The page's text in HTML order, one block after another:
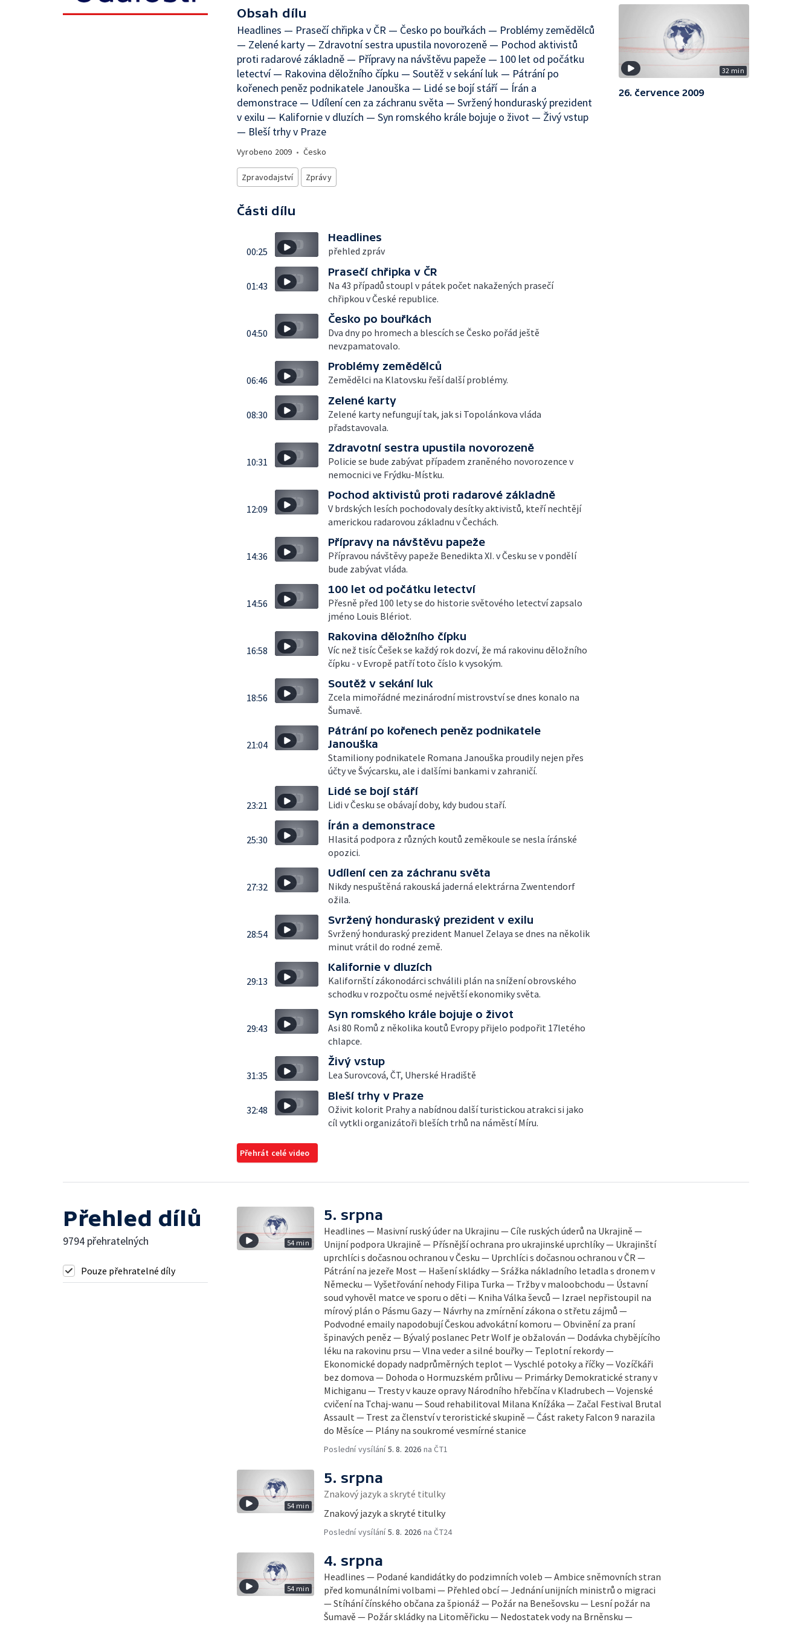
Obsah dílu
Headlines — Prasečí chřipka v ČR — Česko po bouřkách — Problémy zemědělců
— Zelené karty — Zdravotní sestra upustila novorozeně — Pochod aktivistů
proti radarové základně — Přípravy na návštěvu papeže — 100 let od počátku
letectví — Rakovina děložního čípku — Soutěž v sekání luk — Pátrání po
kořenech peněz podnikatele Janouška — Lidé se bojí stáří — Írán a
demonstrace — Udílení cen za záchranu světa — Svržený honduraský prezident
v exilu — Kalifornie v dluzích — Syn romského krále bojuje o život — Živý vstup
— Bleší trhy v Praze
Vyrobeno 2009 • Česko
Zpravodajství Zprávy
Části dílu
00:25
Headlines
přehled zpráv
01:43
Prasečí chřipka v ČR
Na 43 případů stoupl v pátek počet nakažených prasečí
chřipkou v České republice.
04:50
Česko po bouřkách
Dva dny po hromech a blescích se Česko pořád ještě
nevzpamatovalo.
06:46
Problémy zemědělců
Zemědělci na Klatovsku řeší další problémy.
08:30
Zelené karty
Zelené karty nefungují tak, jak si Topolánkova vláda
přadstavovala.
10:31
Zdravotní sestra upustila novorozeně
Policie se bude zabývat případem zraněného novorozence v
nemocnici ve Frýdku-Místku.
12:09
Pochod aktivistů proti radarové základně
V brdských lesích pochodovaly desítky aktivistů, kteří nechtějí
americkou radarovou základnu v Čechách.
14:36
Přípravy na návštěvu papeže
Přípravou návštěvy papeže Benedikta XI. v Česku se v pondělí
bude zabývat vláda.
14:56
100 let od počátku letectví
Přesně před 100 lety se do historie světového letectví zapsalo
jméno Louis Blériot.
16:58
Rakovina děložního čípku
Víc než tisíc Češek se každý rok dozví, že má rakovinu děložního
čípku - v Evropě patří toto číslo k vysokým.
18:56
Soutěž v sekání luk
Zcela mimořádné mezinárodní mistrovství se dnes konalo na
Šumavě.
21:04
Pátrání po kořenech peněz podnikatele
Janouška
Stamiliony podnikatele Romana Janouška proudily nejen přes
účty ve Švýcarsku, ale i dalšími bankami v zahraničí.
23:21
Lidé se bojí stáří
Lidi v Česku se obávají doby, kdy budou staří.
25:30
Írán a demonstrace
Hlasitá podpora z různých koutů zeměkoule se nesla íránské
opozici.
27:32
Udílení cen za záchranu světa
Nikdy nespuštěná rakouská jaderná elektrárna Zwentendorf
ožila.
28:54
Svržený honduraský prezident v exilu
Svržený honduraský prezident Manuel Zelaya se dnes na několik
minut vrátil do rodné země.
29:13
Kalifornie v dluzích
Kalifornští zákonodárci schválili plán na snížení obrovského
schodku v rozpočtu osmé největší ekonomiky světa.
29:43
Syn romského krále bojuje o život
Asi 80 Romů z několika koutů Evropy přijelo podpořit 17letého
chlapce.
31:35
Živý vstup
Lea Surovcová, ČT, Uherské Hradiště
32:48
Bleší trhy v Praze
Oživit kolorit Prahy a nabídnou další turistickou atrakci si jako
cíl vytkli organizátoři bleších trhů na náměstí Míru.
Přehrát celé video
32 min
26. července 2009
Přehled dílů
9794 přehratelných
Pouze přehratelné díly
54 min
5. srpna
Headlines — Masivní ruský úder na Ukrajinu — Cíle ruských úderů na Ukrajině —
Unijní podpora Ukrajině — Přísnější ochrana pro ukrajinské uprchlíky — Ukrajinští
uprchlíci s dočasnou ochranou v Česku — Uprchlíci s dočasnou ochranou v ČR —
Pátrání na jezeře Most — Hašení skládky — Srážka nákladního letadla s dronem v
Německu — Vyšetřování nehody Filipa Turka — Tržby v maloobchodu — Ústavní
soud vyhověl matce ve sporu o děti — Kniha Válka ševců — Izrael nepřistoupil na
mírový plán o Pásmu Gazy — Návrhy na zmírnění zákona o střetu zájmů —
Podvodné emaily napodobují Českou advokátní komoru — Obvinění za praní
špinavých peněz — Bývalý poslanec Petr Wolf je obžalován — Dodávka chybějícího
léku na rakovinu prsu — Vlna veder a silné bouřky — Teplotní rekordy —
Ekonomické dopady nadprůměrných teplot — Vyschlé potoky a říčky — Vozíčkáři
bez domova — Dohoda o Hormuzském průlivu — Primárky Demokratické strany v
Michiganu — Tresty v kauze opravy Národního hřebčína v Kladrubech — Vojenské
cvičení na Tchaj-wanu — Soud rehabilitoval Milana Knížáka — Začal Festival Brutal
Assault — Trest za členství v teroristické skupině — Část rakety Falcon 9 narazila
do Měsíce — Plány na soukromé vesmírné stanice
Poslední vysílání5. 8. 2026 na ČT1
54 min
5. srpna
Znakový jazyk a skryté titulky
Znakový jazyk a skryté titulky
Poslední vysílání5. 8. 2026 na ČT24
54 min
4. srpna
Headlines — Podané kandidátky do podzimních voleb — Ambice sněmovních stran
před komunálními volbami — Přehled obcí — Jednání unijních ministrů o migraci
— Stíhání čínského občana za špionáž — Požár na Benešovsku — Lesní požár na
Šumavě — Požár skládky na Litoměřicku — Nedostatek vody na Brněnsku —